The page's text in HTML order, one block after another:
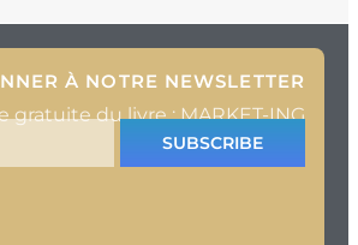
À NOTRE NEWSLETTER
gratuite du livre : MARKET-ING
SUBSCRIBE